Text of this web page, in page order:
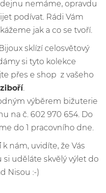
nemáme, opravdu
podívat. Rádi Vám
jak a co se tvoří.
sklízí celosvětový
si tyto kolekce
přes e shop z vašeho
.
výběrem bižuterie
na č. 602 970 654. Do
do 1 pracovního dne.
k nám, uvidíte, že Vás
si uděláte skvělý výlet do
Nisou :-)